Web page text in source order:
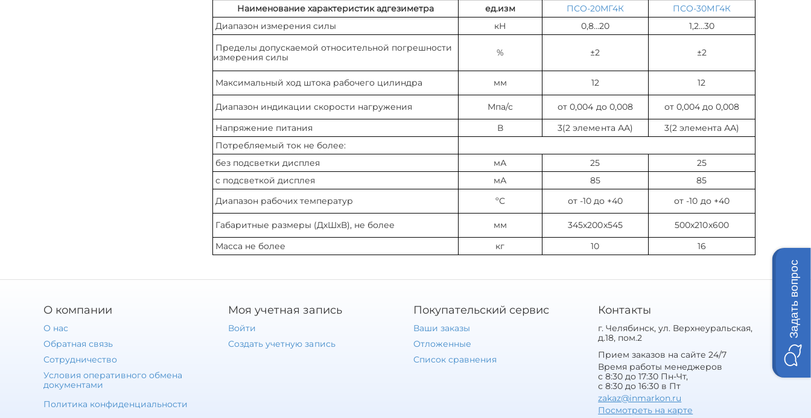
Наименование характеристик адгезиметра ед.изм ПСО-20МГ4К
ПСО-30МГ4К
Диапазон измерения силы
кН 0,8…20
1,2…30
Пределы допускаемой относительной погрешности
измерения силы
% ±2 ±2
Максимальный ход штока рабочего цилиндра мм 12 12
Диапазон индикации скорости нагружения Мпа/с от 0,004 до 0,008
от 0,004 до 0,008
Напряжение питания
В 3(2 элемента АА)
3(2 элемента АА)
Потребляемый ток не более:
без подсветки дисплея
мА 25
25
с подсветкой дисплея
мА 85
85
Диапазон рабочих температур
ºС от -10 до +40 от -10 до +40
Габаритные размеры (ДхШхВ), не более мм 345х200х545
500х210х600
Масса не более
кг 10 16
О компании
О нас
Обратная связь
Сотрудничество
Условия оперативного обмена
документами
Политика конфиденциальности
Моя учетная запись
Войти
Создать учетную запись
Покупательский сервис
Ваши заказы
Отложенные
Список сравнения
Контакты
г. Челябинск, ул. Верхнеуральская,
д.18, пом.2
Прием заказов на сайте 24/7
Время работы менеджеров
с 8:30 до 17:30 Пн-Чт,
с 8:30 до 16:30 в Пт
zakaz@inmarkon.ru
Посмотреть на карте
Задать вопрос